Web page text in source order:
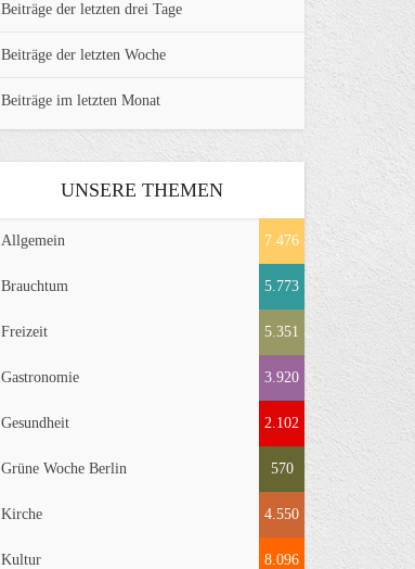
Beiträge der letzten drei Tage
Beiträge der letzten Woche
Beiträge im letzten Monat
UNSERE THEMEN
Allgemein 7.476
Brauchtum 5.773
Freizeit 5.351
Gastronomie 3.920
Gesundheit 2.102
Grüne Woche Berlin 570
Kirche 4.550
Kultur 8.096